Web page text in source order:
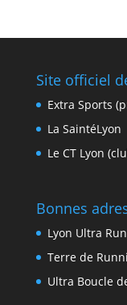
Site officiel
Extra Sports
La SaintéLyon
Le CT Lyon
Bonnes
Lyon Ultra Run
Terre de
Ultra Boucle